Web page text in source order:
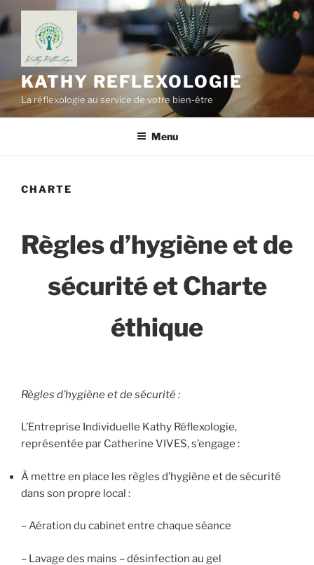
Aller
au
contenu
principal
KATHY REFLEXOLOGIE
La réflexologie au service de votre bien-être
Menu
CHARTE
Règles d’hygiène et de
sécurité et Charte
éthique
Règles d’hygiène et de sécurité :
L’Entreprise Individuelle Kathy Réflexologie,
représentée par Catherine VIVES, s’engage :
À mettre en place les règles d’hygiène et de sécurité
dans son propre local :
– Aération du cabinet entre chaque séance
– Lavage des mains – désinfection au gel